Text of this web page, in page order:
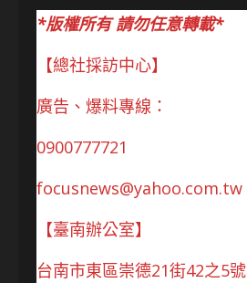
*版權所有 請勿任意轉載*
【總社採訪中心】
廣告、爆料專線：
0900777721
focusnews@yahoo.com.tw
【臺南辦公室】
台南市東區崇德21街42之5號